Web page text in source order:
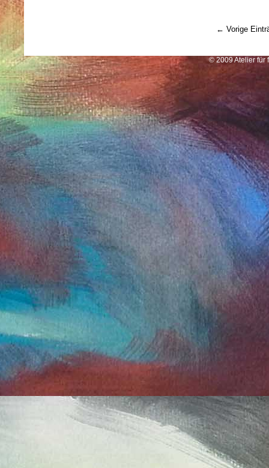
← Vorige
© 2009 Atelier für